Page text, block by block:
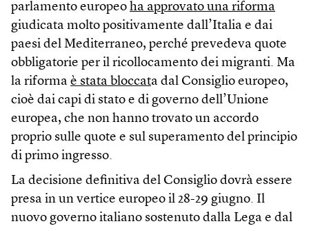
parlamento europeo ha approvato una riforma
giudicata molto positivamente dall’Italia e dai
paesi del Mediterraneo, perché prevedeva quote
obbligatorie per il ricollocamento dei migranti. Ma
la riforma è stata bloccata dal Consiglio europeo,
cioè dai capi di stato e di governo dell’Unione
europea, che non hanno trovato un accordo
proprio sulle quote e sul superamento del principio
di primo ingresso.
La decisione definitiva del Consiglio dovrà essere
presa in un vertice europeo il 28-29 giugno. Il
nuovo governo italiano sostenuto dalla Lega e dal